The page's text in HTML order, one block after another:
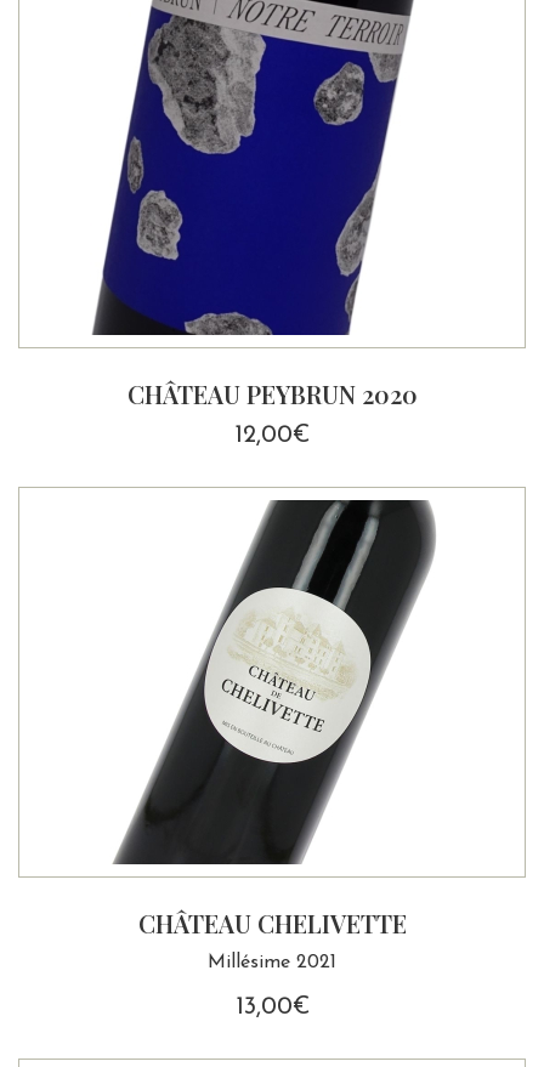
CHÂTEAU PEYBRUN 2020
12,00€
CHÂTEAU CHELIVETTE
Millésime 2021
13,00€